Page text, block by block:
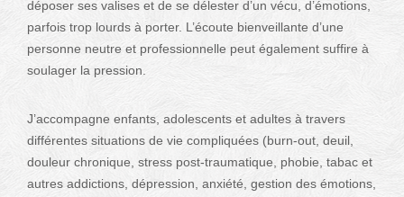
déposer ses valises et de se délester d’un vécu, d’émotions,
parfois trop lourds à porter. L’écoute bienveillante d’une
personne neutre et professionnelle peut également suffire à
soulager la pression.
J’accompagne enfants, adolescents et adultes à travers
différentes situations de vie compliquées (burn-out, deuil,
douleur chronique, stress post-traumatique, phobie, tabac et
autres addictions, dépression, anxiété, gestion des émotions,